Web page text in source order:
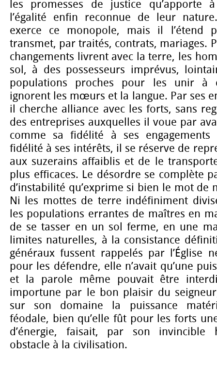
les promesses de justice qu’apporte
l’égalité enfin reconnue de leur
exerce ce monopole, mais il l’étend
transmet, par traités, contrats, mariages.
changements livrent avec la terre, les
sol, à des possesseurs imprévus,
populations proches pour les unir à
ignorent les mœurs et la langue. Par ses
il cherche alliance avec les forts, sans
des entreprises auxquelles il voue par
comme sa fidélité à ses
fidélité à ses intérêts, il se réserve de
aux suzerains affaiblis et de le
plus efficaces. Le désordre se complète
d’instabilité qu’exprime si bien le mot de
Ni les mottes de terre indéfiniment
les populations errantes de maîtres en
de se tasser en un sol ferme, en une
limites naturelles, à la consistance
généraux fussent rappelés par l’Église
pour les défendre, elle n’avait qu’une
et la parole même pouvait être
importune par le bon plaisir du
sur son domaine la puissance
féodale, bien qu’elle fût pour les forts
d’énergie, faisait, par son invincible
obstacle à la civilisation.